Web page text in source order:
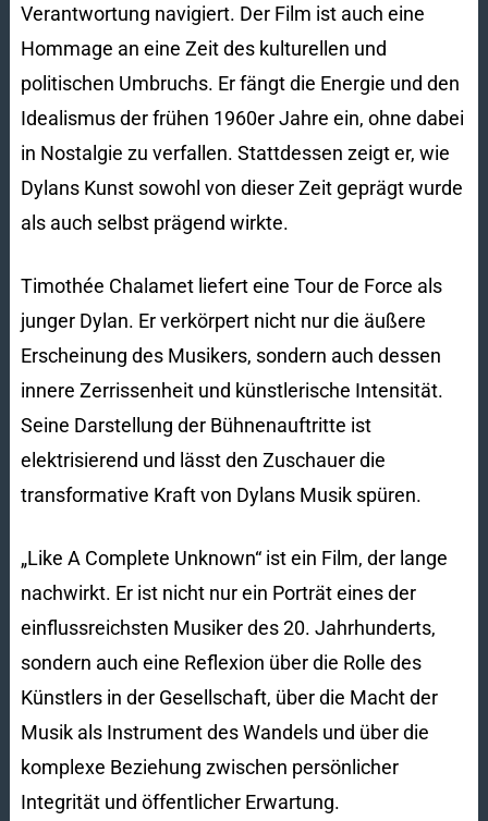
Verantwortung navigiert. Der Film ist auch eine
Hommage an eine Zeit des kulturellen und
politischen Umbruchs. Er fängt die Energie und den
Idealismus der frühen 1960er Jahre ein, ohne dabei
in Nostalgie zu verfallen. Stattdessen zeigt er, wie
Dylans Kunst sowohl von dieser Zeit geprägt wurde
als auch selbst prägend wirkte.
Timothée Chalamet liefert eine Tour de Force als
junger Dylan. Er verkörpert nicht nur die äußere
Erscheinung des Musikers, sondern auch dessen
innere Zerrissenheit und künstlerische Intensität.
Seine Darstellung der Bühnenauftritte ist
elektrisierend und lässt den Zuschauer die
transformative Kraft von Dylans Musik spüren.
„Like A Complete Unknown“ ist ein Film, der lange
nachwirkt. Er ist nicht nur ein Porträt eines der
einflussreichsten Musiker des 20. Jahrhunderts,
sondern auch eine Reflexion über die Rolle des
Künstlers in der Gesellschaft, über die Macht der
Musik als Instrument des Wandels und über die
komplexe Beziehung zwischen persönlicher
Integrität und öffentlicher Erwartung.